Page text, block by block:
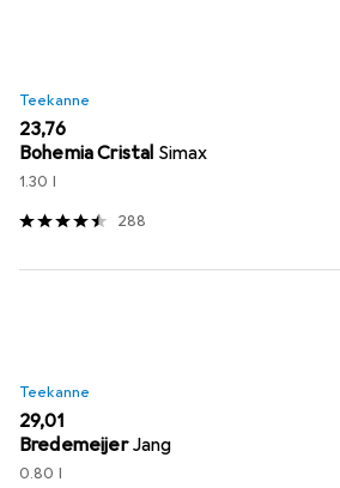
Teekanne
EUR
23,76
Bohemia Cristal Simax
1.30 l
288
Teekanne
EUR
29,01
Bredemeijer Jang
0.80 l